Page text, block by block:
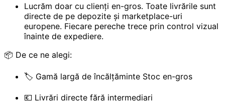
Lucrăm doar cu clienți en-gros. Toate livrările sunt
directe de pe depozite și marketplace-uri
europene. Fiecare pereche trece prin control vizual
înainte de expediere.
📦 De ce ne alegi:
🏷️ Gamă largă de încălțăminte Stoc en-gros
💶 Livrări directe fără intermediari